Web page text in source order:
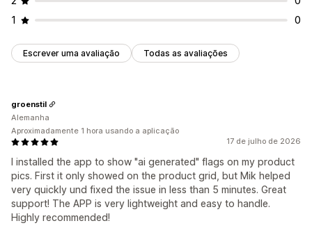
1
0
Escrever uma avaliação Todas as avaliações
17 de julho de 2026
I installed the app to show "ai generated" flags on my product
pics. First it only showed on the product grid, but Mik helped
very quickly und fixed the issue in less than 5 minutes. Great
support! The APP is very lightweight and easy to handle.
Highly recommended!
groenstil
Alemanha
Aproximadamente 1 hora usando a aplicação